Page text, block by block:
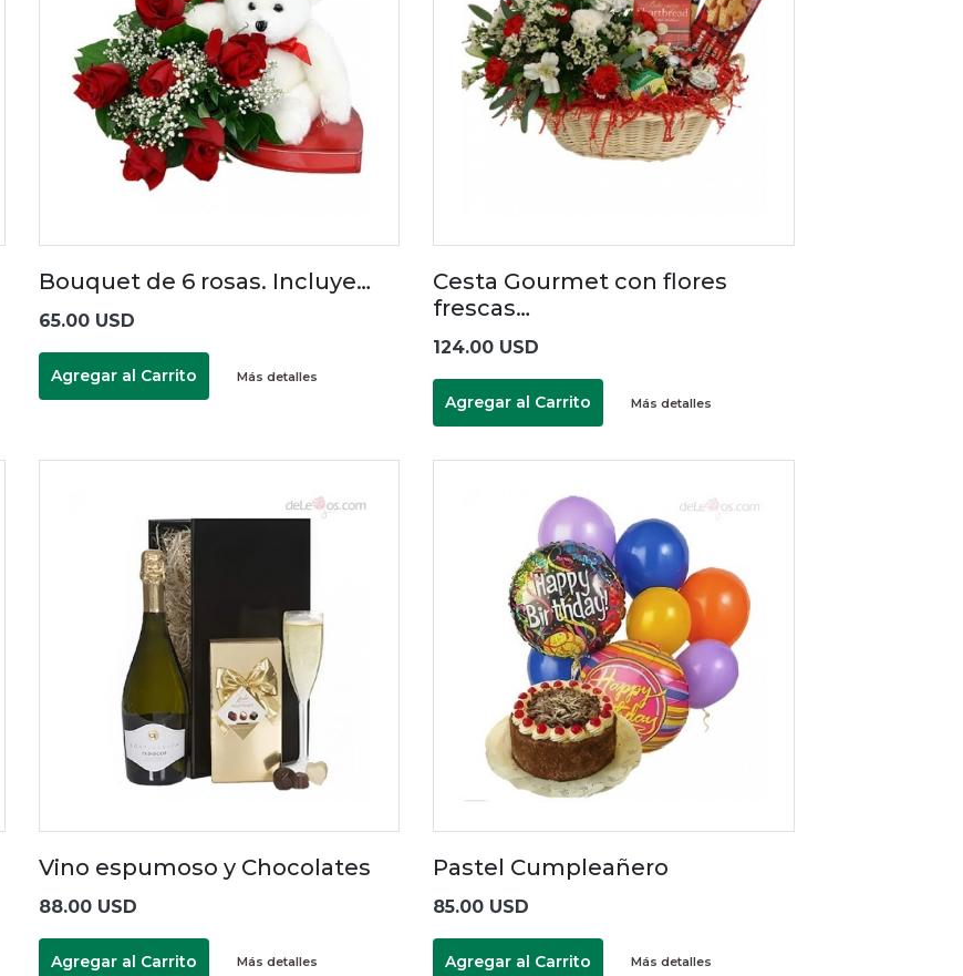
Bouquet de 6 rosas. Incluye…
65.00 USD
Agregar al Carrito Más detalles
Cesta Gourmet con flores
frescas…
124.00 USD
Agregar al Carrito Más detalles
Vino espumoso y Chocolates
88.00 USD
Agregar al Carrito Más detalles
Pastel Cumpleañero
85.00 USD
Agregar al Carrito Más detalles